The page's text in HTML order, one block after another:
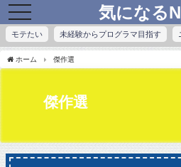
toggle
navigation
気になる
モテたい 未経験からプログラマ目指す
ホーム 傑作選
傑作選